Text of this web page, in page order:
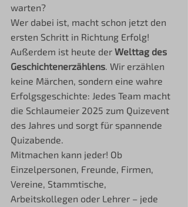
warten?
Wer dabei ist, macht schon jetzt den
ersten Schritt in Richtung Erfolg!
Außerdem ist heute der Welttag des
Geschichtenerzählens. Wir erzählen
keine Märchen, sondern eine wahre
Erfolgsgeschichte: Jedes Team macht
die Schlaumeier 2025 zum Quizevent
des Jahres und sorgt für spannende
Quizabende.
Mitmachen kann jeder! Ob
Einzelpersonen, Freunde, Firmen,
Vereine, Stammtische,
Arbeitskollegen oder Lehrer – jede